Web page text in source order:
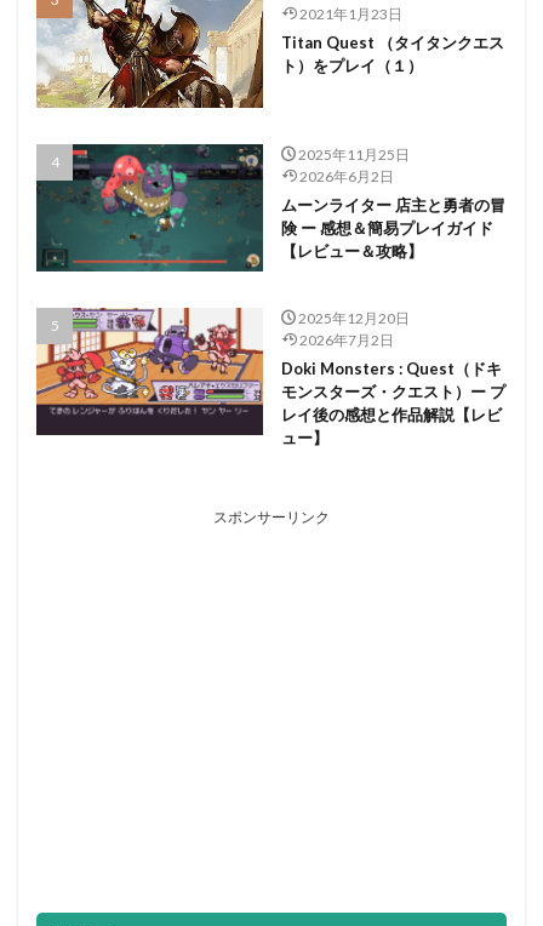
2021年1月23日
Titan Quest （タイタンクエス
ト）をプレイ（１）
2025年11月25日
2026年6月2日
ムーンライター 店主と勇者の冒
険 ー 感想＆簡易プレイガイド
【レビュー＆攻略】
2025年12月20日
2026年7月2日
Doki Monsters : Quest（ドキ
モンスターズ・クエスト）ー プ
レイ後の感想と作品解説【レビ
ュー】
スポンサーリンク